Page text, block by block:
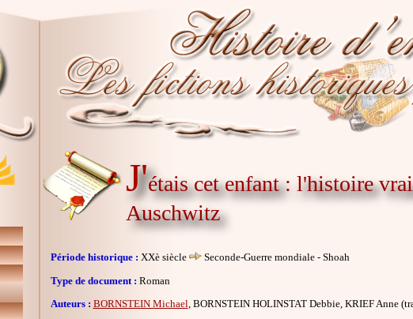
J'étais cet enfant : l'histoire
Auschwitz
Période historique : XXè siècle
Seconde-Guerre mondiale - Shoah
Type de document : Roman
Auteurs : BORNSTEIN Michael , BORNSTEIN HOLINSTAT Debbie, KRIEF Anne